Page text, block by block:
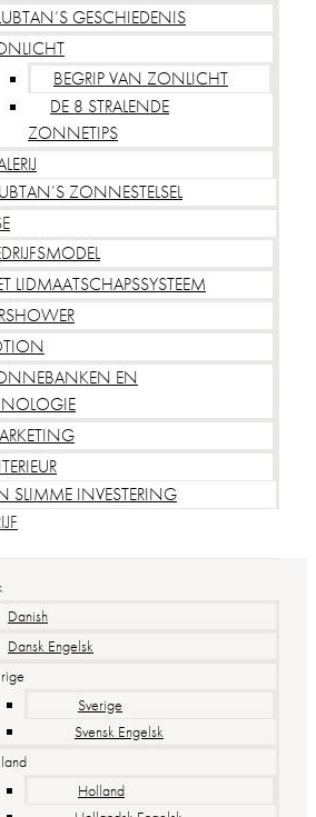
GESCHIEDENIS
BEGRIP VAN ZONLICHT
DE 8 STRALENDE
ZONNETIPS
ZONNESTELSEL
LIDMAATSCHAPSSYSTEEM
EN
SLIMME INVESTERING
Danish
Dansk Engelsk
Sverige
Svensk Engelsk
Holland